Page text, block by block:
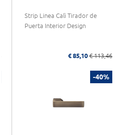
Strip Linea Calì Tirador de
Puerta Interior Design
€ 85,10 € 113,46
-40%